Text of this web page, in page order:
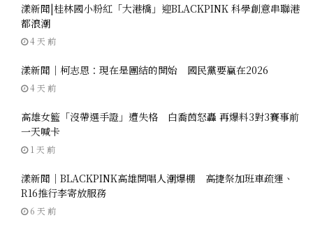
漾新聞|桂林國小粉紅「大港橋」迎BLACKPINK 科學創意串聯港
都浪潮
4 天 前
漾新聞｜柯志恩：現在是團結的開始 國民黨要贏在2026
4 天 前
高雄女籃「沒帶選手證」遭失格 白喬茵怒轟 再爆料3對3賽事前
一天喊卡
1 天 前
漾新聞｜BLACKPINK高雄開唱人潮爆棚 高捷祭加班車疏運、
R16推行李寄放服務
6 天 前